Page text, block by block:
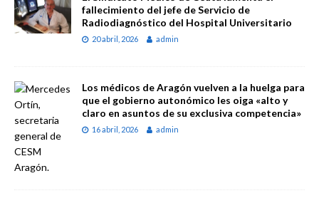
fallecimiento del jefe de Servicio de
Radiodiagnóstico del Hospital Universitario
20 abril, 2026 admin
Los médicos de Aragón vuelven a la huelga para
que el gobierno autonómico les oiga «alto y
claro en asuntos de su exclusiva competencia»
16 abril, 2026 admin